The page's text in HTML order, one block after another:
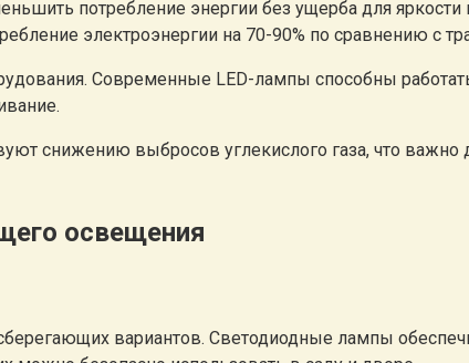
потребление энергии без ущерба для
электроэнергии на 70-90% по сравнению с
Современные LED-лампы способны
снижению выбросов углекислого газа, что
освещения
вариантов. Светодиодные лампы